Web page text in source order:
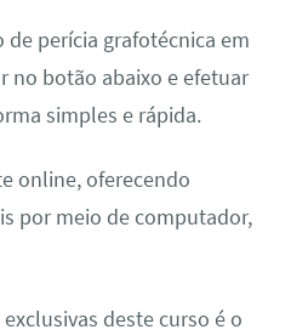
de perícia grafotécnica em
no botão abaixo e efetuar
simples e rápida.
online, oferecendo
por meio de computador,
deste curso é o